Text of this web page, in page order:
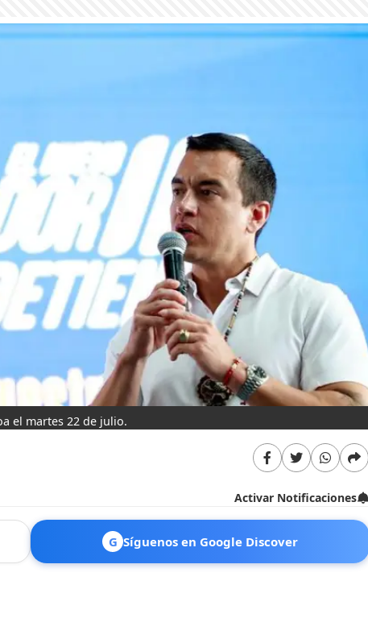
el martes 22 de julio.
Activar Notificaciones
G Síguenos en Google Discover